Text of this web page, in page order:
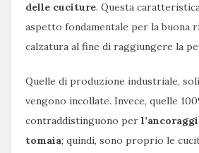
delle cuciture. Questa
aspetto fondamentale per la buona
calzatura al fine di raggiungere la
Quelle di produzione industriale,
vengono incollate. Invece, quelle
contraddistinguono per
tomaia; quindi, sono proprio le